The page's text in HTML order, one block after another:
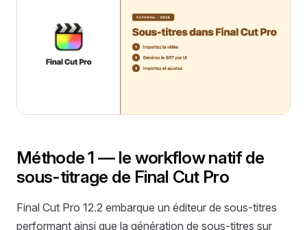
Méthode 1 — le workflow natif de
sous-titrage de Final Cut Pro
Final Cut Pro 12.2 embarque un éditeur de sous-titres
performant ainsi que la génération de sous-titres sur